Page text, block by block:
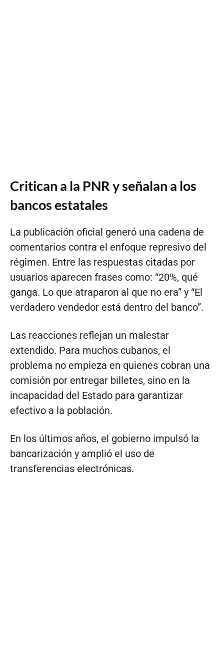
Critican a la PNR y señalan a los
bancos estatales
La publicación oficial generó una cadena de
comentarios contra el enfoque represivo del
régimen. Entre las respuestas citadas por
usuarios aparecen frases como: “20%, qué
ganga. Lo que atraparon al que no era” y “El
verdadero vendedor está dentro del banco”.
Las reacciones reflejan un malestar
extendido. Para muchos cubanos, el
problema no empieza en quienes cobran una
comisión por entregar billetes, sino en la
incapacidad del Estado para garantizar
efectivo a la población.
En los últimos años, el gobierno impulsó la
bancarización y amplió el uso de
transferencias electrónicas.